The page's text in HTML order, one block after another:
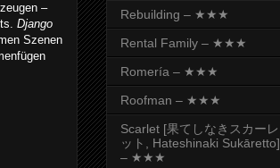
–
Django
Szenen
Rebuilding – ★★★
Rental Family – ★★★
Romería – ★★★
Roofman – ★★★
Scarlet [果てしなきスカーレ
ット, Hateshinaki Sukāretto]
– ★★★